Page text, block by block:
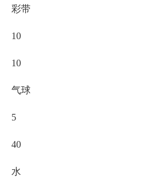
彩带
10
10
气球
5
40
水